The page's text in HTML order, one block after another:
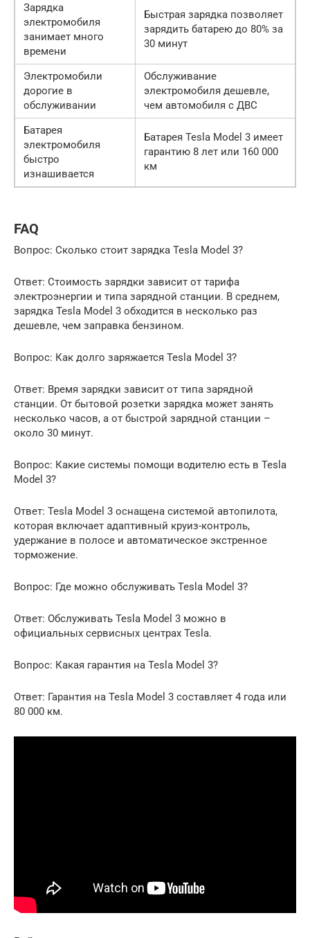
Зарядка
электромобиля
занимает много
времени
Быстрая зарядка позволяет
зарядить батарею до 80% за
30 минут
Электромобили
дорогие в
обслуживании
Обслуживание
электромобиля дешевле,
чем автомобиля с ДВС
Батарея
электромобиля
быстро
изнашивается
Батарея Tesla Model 3 имеет
гарантию 8 лет или 160 000
км
FAQ
Вопрос: Сколько стоит зарядка Tesla Model 3?
Ответ: Стоимость зарядки зависит от тарифа
электроэнергии и типа зарядной станции. В среднем,
зарядка Tesla Model 3 обходится в несколько раз
дешевле, чем заправка бензином.
Вопрос: Как долго заряжается Tesla Model 3?
Ответ: Время зарядки зависит от типа зарядной
станции. От бытовой розетки зарядка может занять
несколько часов, а от быстрой зарядной станции –
около 30 минут.
Вопрос: Какие системы помощи водителю есть в Tesla
Model 3?
Ответ: Tesla Model 3 оснащена системой автопилота,
которая включает адаптивный круиз-контроль,
удержание в полосе и автоматическое экстренное
торможение.
Вопрос: Где можно обслуживать Tesla Model 3?
Ответ: Обслуживать Tesla Model 3 можно в
официальных сервисных центрах Tesla.
Вопрос: Какая гарантия на Tesla Model 3?
Ответ: Гарантия на Tesla Model 3 составляет 4 года или
80 000 км.